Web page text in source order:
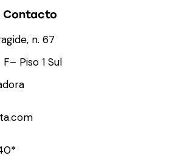
Contacto
n. 67
Piso 1 Sul